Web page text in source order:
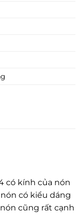
có kính của nón
có kiểu dáng
cũng rất cạnh